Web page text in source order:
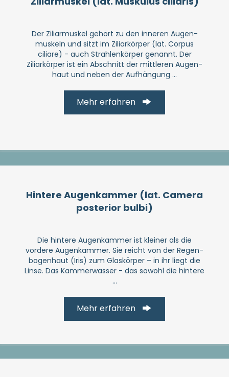
Der Ziliarmuskel gehört zu den inneren Augen­
muskeln und sitzt im Ziliar­körper (lat. Corpus
ciliare) - auch Strahlenkörper genannt. Der
Ziliarkörper ist ein Abschnitt der mittleren Augen­
haut und neben der Aufhängung ...
Mehr erfahren
Hintere Augen­kammer (lat. Camera
posterior bulbi)
Die hintere Augen­kammer ist kleiner als die
vordere Augen­kammer. Sie reicht von der Regen­
bogenhaut (Iris) zum Glas­körper – in ihr liegt die
Linse. Das Kammer­wasser - das sowohl die hintere
...
Mehr erfahren